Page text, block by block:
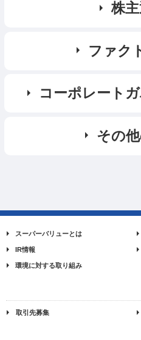
株
ファク
コーポレート
その
スーパーバリューとは
IR情報
環境に対する取り組み
取引先募集